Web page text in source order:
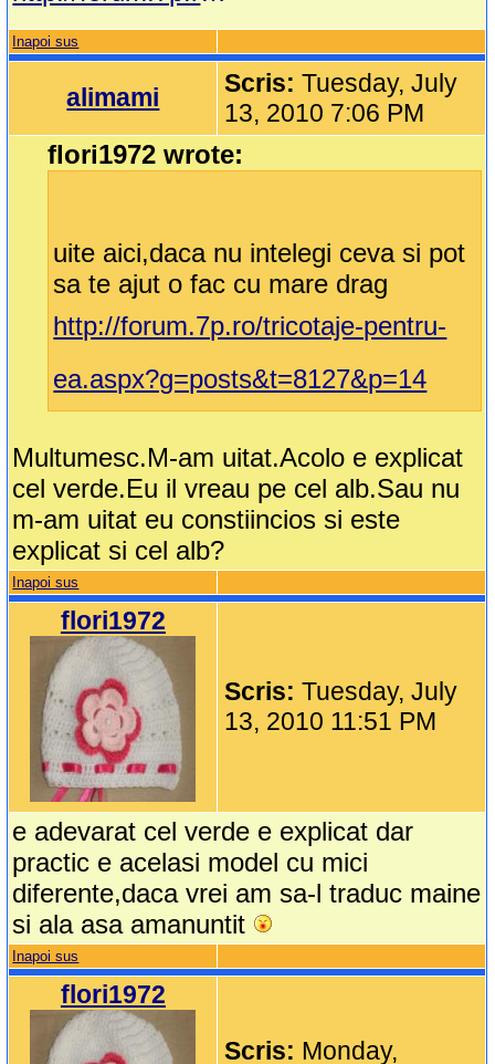
Inapoi sus
alimami Scris:Tuesday, July
13, 2010 7:06 PM
flori1972 wrote:
uite aici,daca nu intelegi ceva si pot
sa te ajut o fac cu mare drag
http://forum.7p.ro/tricotaje-pentru-
ea.aspx?g=posts&t=8127&p=14
Multumesc.M-am uitat.Acolo e explicat
cel verde.Eu il vreau pe cel alb.Sau nu
m-am uitat eu constiincios si este
explicat si cel alb?
Inapoi sus
flori1972
Scris:Tuesday, July
13, 2010 11:51 PM
e adevarat cel verde e explicat dar
practic e acelasi model cu mici
diferente,daca vrei am sa-l traduc maine
si ala asa amanuntit
Inapoi sus
flori1972
Scris: Monday,